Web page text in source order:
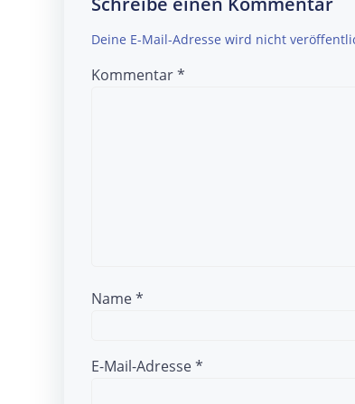
Deine E-Mail-Adresse wird nicht
Kommentar*
Name*
E-Mail-Adresse*